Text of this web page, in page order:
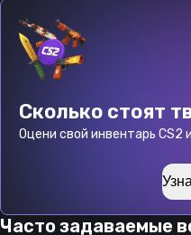
Сколько стоят
Оцени свой инвентарь CS2
Часто задаваемые